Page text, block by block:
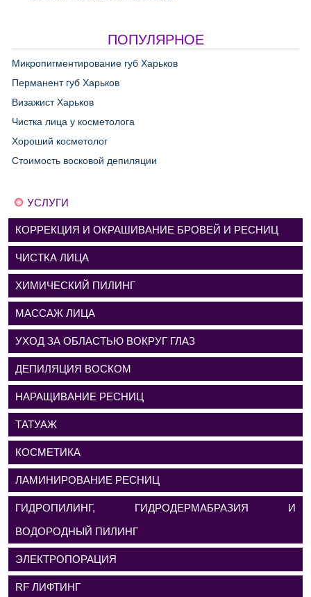
ПОПУЛЯРНОЕ
Микропигментирование губ Харьков
Перманент губ Харьков
Визажист Харьков
Чистка лица у косметолога
Хороший косметолог
Стоимость восковой депиляции
УСЛУГИ
КОРРЕКЦИЯ И ОКРАШИВАНИЕ БРОВЕЙ И РЕСНИЦ
ЧИСТКА ЛИЦА
ХИМИЧЕСКИЙ ПИЛИНГ
МАССАЖ ЛИЦА
УХОД ЗА ОБЛАСТЬЮ ВОКРУГ ГЛАЗ
ДЕПИЛЯЦИЯ ВОСКОМ
НАРАЩИВАНИЕ РЕСНИЦ
ТАТУАЖ
КОСМЕТИКА
ЛАМИНИРОВАНИЕ РЕСНИЦ
ГИДРОПИЛИНГ, ГИДРОДЕРМАБРАЗИЯ И
ВОДОРОДНЫЙ ПИЛИНГ
ЭЛЕКТРОПОРАЦИЯ
RF ЛИФТИНГ